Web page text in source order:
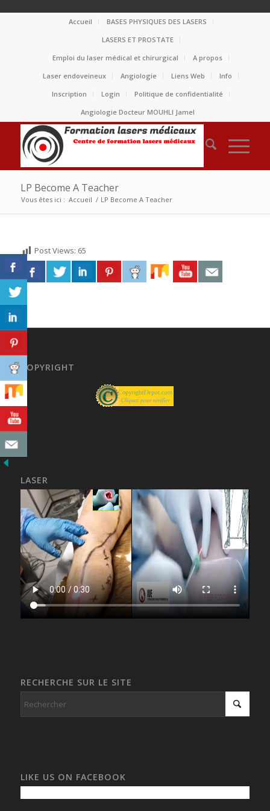
Accueil
BASES PHYSIQUES DES LASERS
LASERS ET PROSTATE
Emploi du laser médical et chirurgical
A propos
Laser endoveineux
Angiologie Liens Web
Info
Inscription
Login
Politique de confidentialité
Angiologie Docteur MOUHLI Jamel
LP Become A Teacher
Vous êtes ici : Accueil / LP Become A Teacher
Post Views: 65
COPYRIGHT
LASER
RECHERCHE SUR LE SITE
LIKE US ON FACEBOOK